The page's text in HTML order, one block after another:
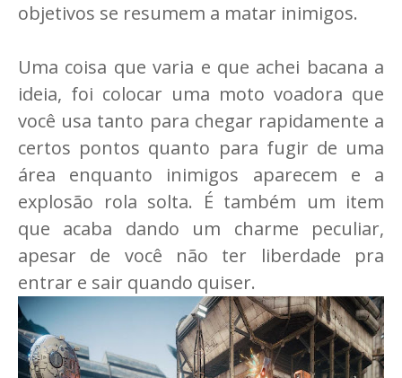
objetivos se resumem a matar inimigos.
Uma coisa que varia e que achei bacana a
ideia, foi colocar uma moto voadora que
você usa tanto para chegar rapidamente a
certos pontos quanto para fugir de uma
área enquanto inimigos aparecem e a
explosão rola solta. É também um item
que acaba dando um charme peculiar,
apesar de você não ter liberdade pra
entrar e sair quando quiser.